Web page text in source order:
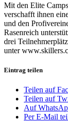
Mit den Elite
verschafft ihnen
und den
Rasenreich
drei
unter
Eintrag teilen
Teilen auf
Teilen auf
Auf
Per E-Mail